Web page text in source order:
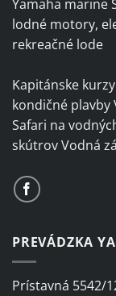
Yamaha marine
lodné motory,
rekreačné lode
Kapitánske
kondičné plavby
Safari na
skútrov Vodná
PREVÁDZKA
Prístavná 5542/